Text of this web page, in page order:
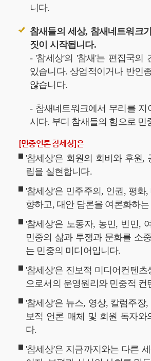
니다.
참새들의 세상, 참새네트워크
짓이 시작됩니다.
- '참세상'의 '참새'는 편집국의
있습니다. 상업적이거나 반인
않습니다.
- 참새네트워크에서 무리를
시다. 부디 참새들의 힘으로 민
[민중언론 참세상]은
'참세상'은 회원의 회비와 후원,
립을 실현합니다.
'참세상'은 민주주의, 인권, 평
향하고, 대안 담론을 여론화하
'참세상'은 노동자, 농민, 빈민,
민중의 삶과 투쟁과 문화를 소
는 민중의 미디어입니다.
'참세상'은 진보적 미디어컨텐
으로서의 운영원리와 민중적
'참세상'은 뉴스, 영상, 칼럼주
보적 언론 매체 및 회원 독자와
다.
'참세상'은 지금까지와는 다른